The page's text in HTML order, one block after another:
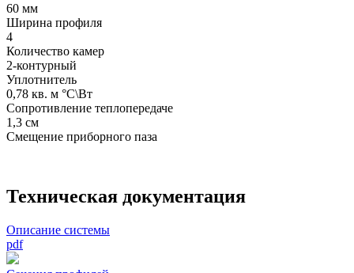
60 мм
Ширина профиля
4
Количество камер
2-контурный
Уплотнитель
0,78 кв. м °С\Вт
Сопротивление теплопередаче
1,3 см
Смещение приборного паза
Техническая документация
Описание системы
pdf